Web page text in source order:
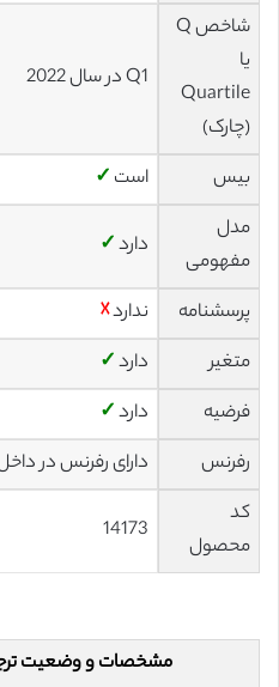
شاخص Q
یا
Quartile
(چارک)
Q1 در سال 2022
بیس است ✓
مدل
مفهومی
دارد✓
پرسشنامه ندارد☓
متغیر
دارد✓
فرضیه
دارد✓
رفرنس
دارای رفرنس در
کد
محصول
14173
مشخصات و وضعیت